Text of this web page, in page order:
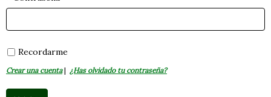
Recordarme
Crear una cuenta| ¿Has olvidado tu contraseña?